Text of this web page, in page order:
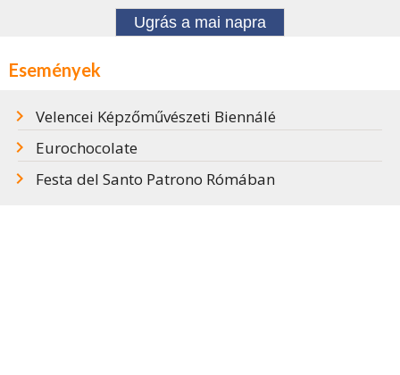
Ugrás a mai napra
Események
Velencei Képzőművészeti Biennálé
Eurochocolate
Festa del Santo Patrono Rómában